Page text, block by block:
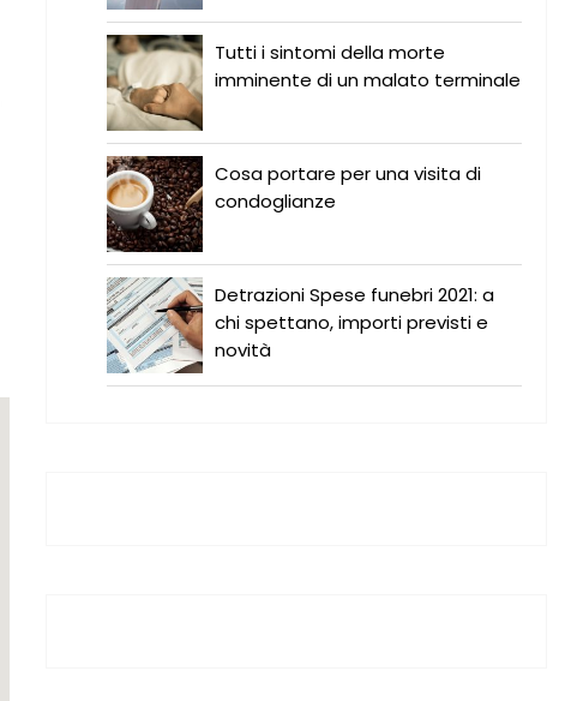
Tutti i sintomi della morte
imminente di un malato terminale
Cosa portare per una visita di
condoglianze
Detrazioni Spese funebri 2021: a
chi spettano, importi previsti e
novità